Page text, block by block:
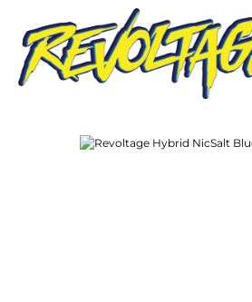
Bildergalerie überspringen